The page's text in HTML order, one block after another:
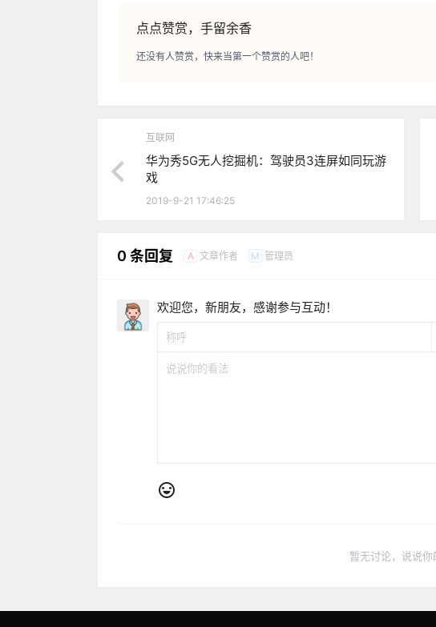
点点赞赏，手留余香
还没有人赞赏，快来当第一个赞赏的人吧！
互联网
华为秀5G无人挖掘机：驾驶员3连屏如同玩游
戏
2019-9-21 17:46:25
0 条回复 A 文章作者 M 管理员
欢迎您，新朋友，感谢参与互动！
暂无讨论，说说你